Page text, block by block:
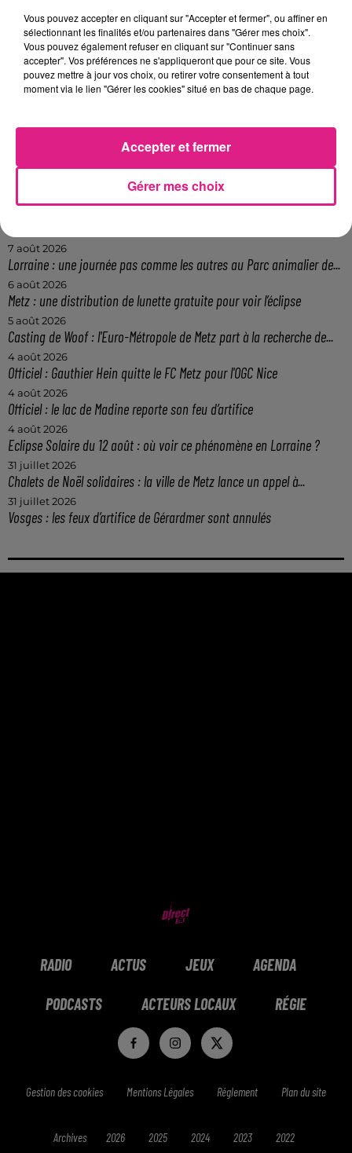
Oui
Non
Participer au jeu
FIL ACTUS
7 août 2026
Lorraine : une journée pas comme les autres au Parc animalier de...
6 août 2026
Metz : une distribution de lunette gratuite pour voir l’éclipse
5 août 2026
Casting de Woof : l'Euro-Métropole de Metz part à la recherche de...
4 août 2026
Officiel : Gauthier Hein quitte le FC Metz pour l'OGC Nice
4 août 2026
Officiel : le lac de Madine reporte son feu d’artifice
4 août 2026
Eclipse Solaire du 12 août : où voir ce phénomène en Lorraine ?
31 juillet 2026
Chalets de Noël solidaires : la ville de Metz lance un appel à...
31 juillet 2026
Vosges : les feux d’artifice de Gérardmer sont annulés
RADIO ACTUS JEUX AGENDA
PODCASTS ACTEURS LOCAUX RÉGIE
Gestion des cookies Mentions Légales Réglement Plan du site
Archives 2026 2025 2024 2023 2022
Vous pouvez accepter en cliquant sur "Accepter et fermer", ou affiner en
sélectionnant les finalités et/ou partenaires dans "Gérer mes choix".
Vous pouvez également refuser en cliquant sur "Continuer sans
accepter". Vos préférences ne s'appliqueront que pour ce site. Vous
pouvez mettre à jour vos choix, ou retirer votre consentement à tout
moment via le lien "Gérer les cookies" situé en bas de chaque page.
Gérer mes choix
Accepter et fermer